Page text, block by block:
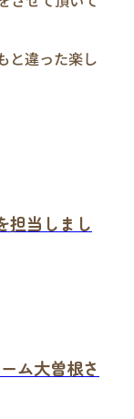
と違った楽し
担当しまし
ム大曽根さ